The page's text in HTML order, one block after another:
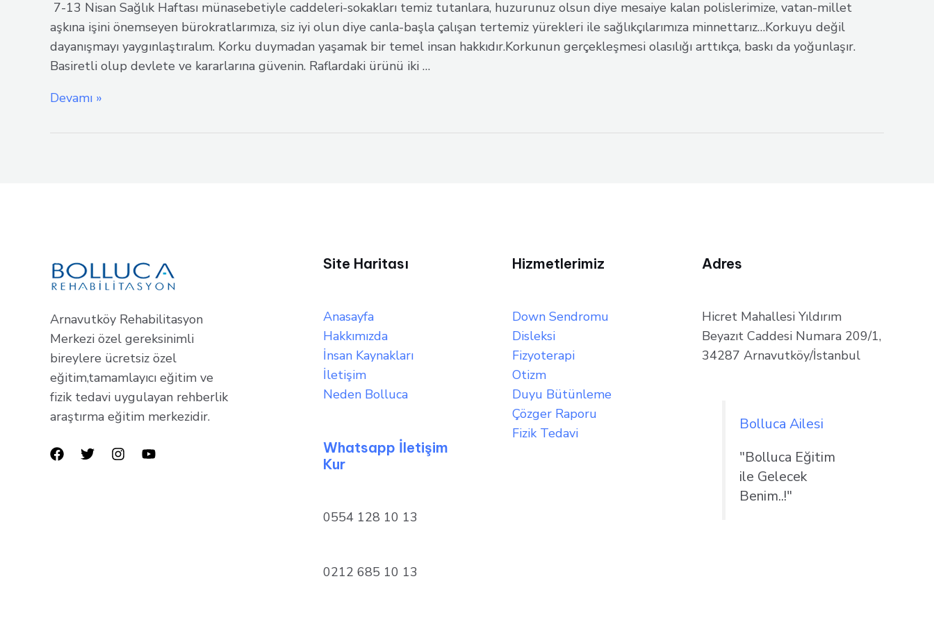
7-13 Nisan Sağlık Haftası münasebetiyle caddeleri-sokakları temiz tutanlara, huzurunuz olsun diye mesaiye kalan polislerimize, vatan-millet
aşkına işini önemseyen bürokratlarımıza, siz iyi olun diye canla-başla çalışan tertemiz yürekleri ile sağlıkçılarımıza minnettarız…Korkuyu değil
dayanışmayı yaygınlaştıralım. Korku duymadan yaşamak bir temel insan hakkıdır.Korkunun gerçekleşmesi olasılığı arttıkça, baskı da yoğunlaşır.
Basiretli olup devlete ve kararlarına güvenin. Raflardaki ürünü iki …
7-
Nisan
Devamı »
Arnavutköy Rehabilitasyon
Merkezi özel gereksinimli
bireylere ücretsiz özel
eğitim,tamamlayıcı eğitim ve
fizik tedavi uygulayan rehberlik
araştırma eğitim merkezidir.
Site Haritası
Anasayfa
Hakkımızda
İnsan Kaynakları
İletişim
Neden Bolluca
Whatsapp İletişim
Kur
0554 128 10 13
0212 685 10 13
Hizmetlerimiz
Down Sendromu
Disleksi
Fizyoterapi
Otizm
Duyu Bütünleme
Çözger Raporu
Fizik Tedavi
Adres
Hicret Mahallesi Yıldırım
Beyazıt Caddesi Numara 209/1,
34287 Arnavutköy/İstanbul
Bolluca Ailesi
"Bolluca Eğitim
ile Gelecek
Benim..!"